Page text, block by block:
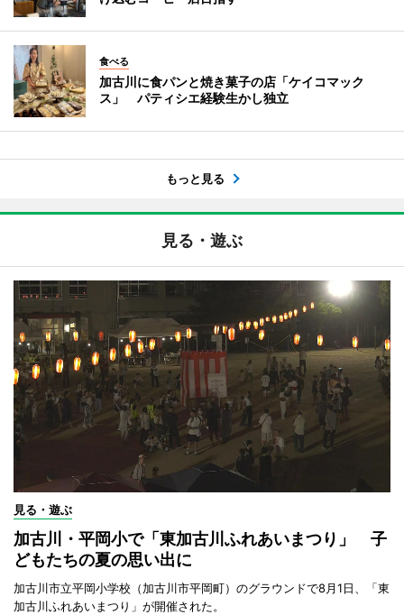
食べる
加古川に食パンと焼き菓子の店「ケイコマック
ス」 パティシエ経験生かし独立
もっと見る
見る・遊ぶ
見る・遊ぶ
加古川・平岡小で「東加古川ふれあいまつり」 子
どもたちの夏の思い出に
加古川市立平岡小学校（加古川市平岡町）のグラウンドで8月1日、「東
加古川ふれあいまつり」が開催された。